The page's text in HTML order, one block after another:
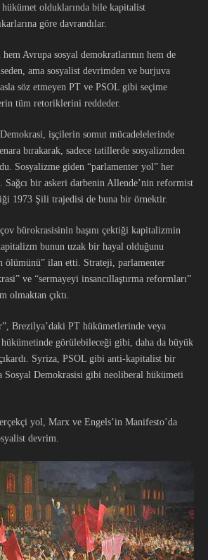
hükümet olduklarında bile kapitalist
göre davrandılar.
Avrupa sosyal demokratlarının hem de
ama sosyalist devrimden ve burjuva
söz etmeyen PT ve PSOL gibi seçime
tüm retoriklerini reddeder.
işçilerin somut mücadelelerinde
bırakarak, sadece tatillerde sosyalizmden
Sosyalizme giden “parlamenter yol” her
Sağcı bir askeri darbenin Allende’nin reformist
1973 Şili trajedisi de buna bir örnektir.
bürokrasisinin başını çektiği kapitalizmin
bunun uzak bir hayal olduğunu
ölümünü” ilan etti. Strateji, parlamenter
ve “sermayeyi insancıllaştırma reformları”
olmaktan çıktı.
Brezilya’daki PT hükümetlerinde veya
görülebileceği gibi, daha da büyük
çıkardı. Syriza, PSOL gibi anti-kapitalist bir
Sosyal Demokrasisi gibi neoliberal hükümeti
yol, Marx ve Engels’in Manifesto’da
devrim.